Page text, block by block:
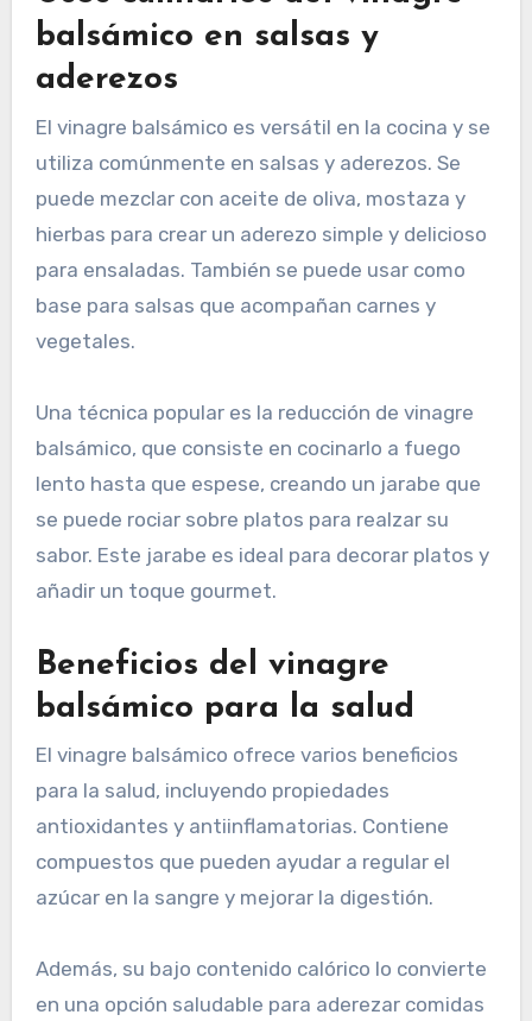
balsámico en salsas y
aderezos
El vinagre balsámico es versátil en la cocina y se
utiliza comúnmente en salsas y aderezos. Se
puede mezclar con aceite de oliva, mostaza y
hierbas para crear un aderezo simple y delicioso
para ensaladas. También se puede usar como
base para salsas que acompañan carnes y
vegetales.
Una técnica popular es la reducción de vinagre
balsámico, que consiste en cocinarlo a fuego
lento hasta que espese, creando un jarabe que
se puede rociar sobre platos para realzar su
sabor. Este jarabe es ideal para decorar platos y
añadir un toque gourmet.
Beneficios del vinagre
balsámico para la salud
El vinagre balsámico ofrece varios beneficios
para la salud, incluyendo propiedades
antioxidantes y antiinflamatorias. Contiene
compuestos que pueden ayudar a regular el
azúcar en la sangre y mejorar la digestión.
Además, su bajo contenido calórico lo convierte
en una opción saludable para aderezar comidas